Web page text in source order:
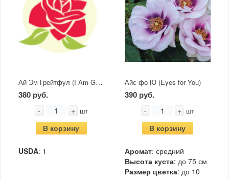
Ай Эм Грейтфул (I Am Grateful)
380 руб.
- + шт
В корзину
USDA: 1
Айс фо Ю (Eyes for You)
390 руб.
- + шт
В корзину
Аромат: средний
Высота куста: до 75 см
Размер цветка: до 10